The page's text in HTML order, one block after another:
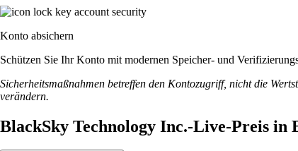
Konto absichern
Schützen Sie Ihr Konto mit modernen Speicher- und
Sicherheitsmaßnahmen betreffen den Kontozugriff, nicht die
verändern.
BlackSky Technology Inc.-Live-Preis in